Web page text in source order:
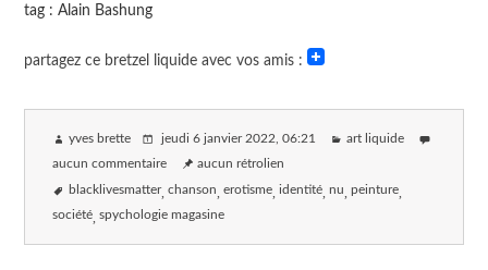
tag : Alain Bashung
partagez ce bretzel liquide avec vos amis :
yves brette jeudi 6 janvier 2022 , 06:21 art liquide
aucun commentaire aucun rétrolien
blacklivesmatter chanson erotisme identité nu peinture
société spychologie magasine